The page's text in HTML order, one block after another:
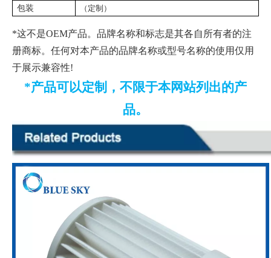
包装 （定制）
*这不是OEM产品。品牌名称和标志是其各自所有者的注
册商标。任何对本产品的品牌名称或型号名称的使用仅用
于展示兼容性!
*产品可以定制，不限于本网站列出的产
品。